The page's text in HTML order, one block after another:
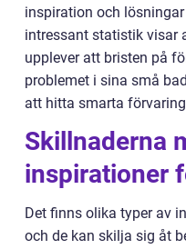
inspiration och
intressant statistik visar
upplever att bristen på
problemet i sina små
att hitta smarta
Skillnaderna
inspirationer
Det finns olika typer av
och de kan skilja sig åt